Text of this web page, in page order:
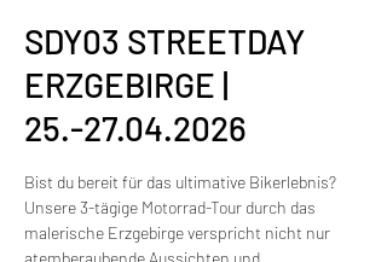
SDY03 STREETDAY
ERZGEBIRGE |
25.-27.04.2026
Bist du bereit für das ultimative Bikerlebnis?
Unsere 3-tägige Motorrad-Tour durch das
malerische Erzgebirge verspricht nicht nur
atemberaubende Aussichten und